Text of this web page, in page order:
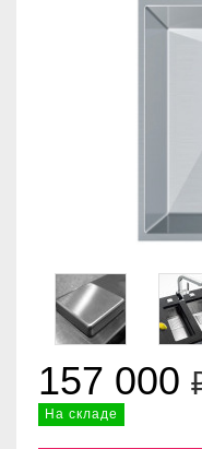
157 000
На складе